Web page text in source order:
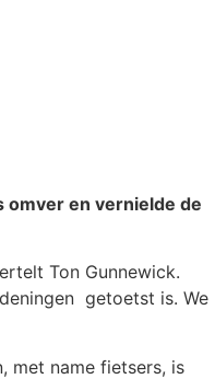
omver en vernielde de
Ton Gunnewick.
getoetst is. We
met name fietsers, is